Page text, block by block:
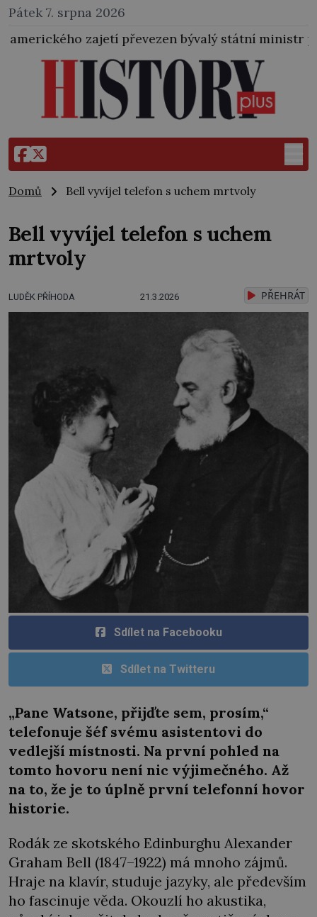
Pátek 7. srpna 2026
převezen bývalý státní ministr pro protektorát K.
Domů Bell vyvíjel telefon s uchem mrtvoly
Bell vyvíjel telefon s uchem
mrtvoly
LUDĚK PŘÍHODA 21.3.2026 PŘEHRÁT
Sdílet na Facebooku
Sdílet na Twitteru
„Pane Watsone, přijďte sem, prosím,“
telefonuje šéf svému asistentovi do
vedlejší místnosti. Na první pohled na
tomto hovoru není nic výjimečného. Až
na to, že je to úplně první telefonní hovor
historie.
Rodák ze skotského Edinburghu Alexander
Graham Bell (1847–1922) má mnoho zájmů.
Hraje na klavír, studuje jazyky, ale především
ho fascinuje věda. Okouzlí ho akustika,